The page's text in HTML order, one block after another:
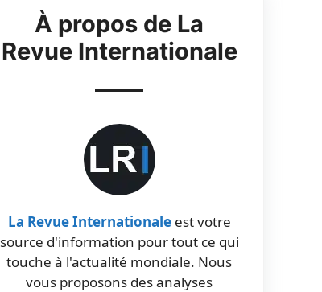
À propos de La
Revue Internationale
La Revue Internationaleest votre
source d'information pour tout ce qui
touche à l'actualité mondiale. Nous
vous proposons des analyses